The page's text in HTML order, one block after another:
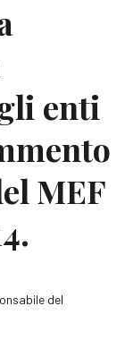
enti
MEF
del